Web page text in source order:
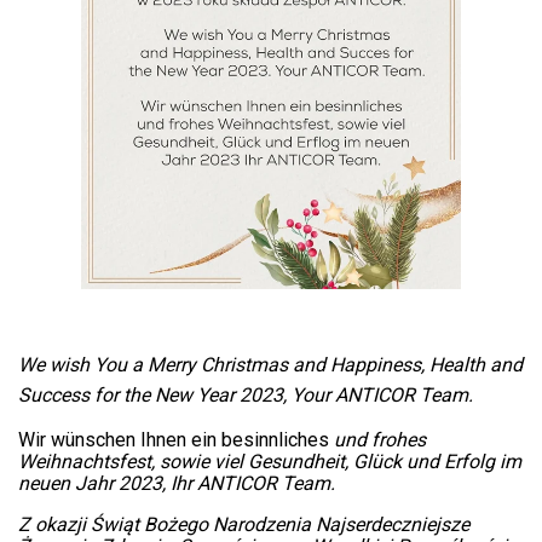
We wish You a Merry Christmas and Happiness, Health and
Success for the New Year 2023, Your ANTICOR Team.
Wir wünschen Ihnen ein besinnliches und frohes
Weihnachtsfest, sowie viel Gesundheit, Glück und Erfolg im
neuen Jahr 2023, Ihr ANTICOR Team.
Z okazji Świąt Bożego Narodzenia Najserdeczniejsze